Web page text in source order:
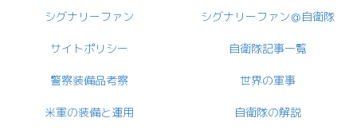
シグナリーファン シグナリーファン＠自衛隊
サイトポリシー 自衛隊記事一覧
警察装備品考察 世界の軍事
米軍の装備と運用 自衛隊の解説